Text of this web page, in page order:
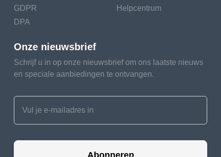
GDPR
DPA
Helpcentrum
Onze nieuwsbrief
Schrijf u in op onze nieuwsbrief om ons laatste nieuws
en speciale aanbiedingen te ontvangen.
Abonneren